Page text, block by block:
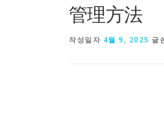
管理方法
작성일자 4월 9, 2025 글